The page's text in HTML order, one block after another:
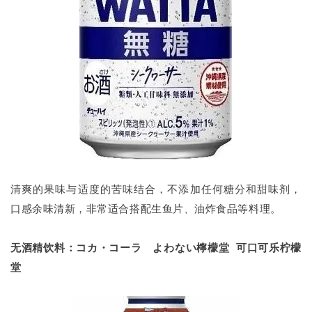
清爽的果味与适度的苦味结合，不添加任何糖分和甜味剂，
口感余味清新，非常适合搭配生鱼片、油炸食品等料理。
无酒精饮料：コカ・コーラ よわない檸檬堂 可口可乐柠檬
堂